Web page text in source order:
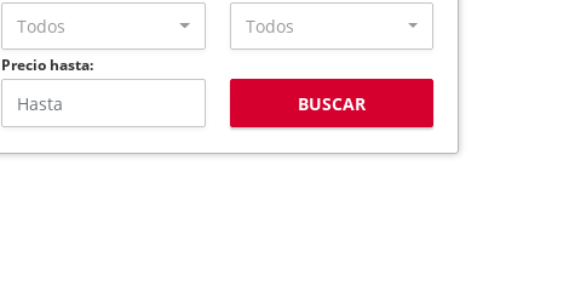
Todos Todos
Precio hasta:
BUSCAR